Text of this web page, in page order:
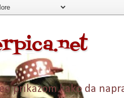
prikazom kako da